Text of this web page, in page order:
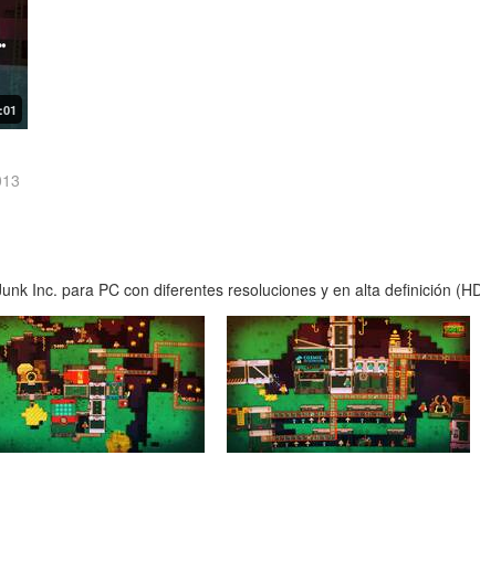
Inc. para PC con diferentes resoluciones y en alta definición